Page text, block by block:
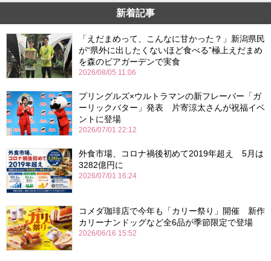
新着記事
「えだまめって、こんなに甘かった？」新潟県民
が“県外に出したくないほど食べる”極上えだまめ
を森のビアガーデンで実食
2026/08/05 11:06
プリングルズ×ウルトラマンの新フレーバー「ガ
ーリックバター」発表 片寄涼太さんが祝福イベ
ントに登場
2026/07/01 22:12
外食市場、コロナ禍後初めて2019年超え 5月は
3282億円に
2026/07/01 16:24
コメダ珈琲店で今年も「カリー祭り」開催 新作
カリーナンドッグなど全6品が季節限定で登場
2026/06/16 15:52